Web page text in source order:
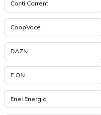
Conti Correnti
CoopVoce
DAZN
E.ON
Enel Energia